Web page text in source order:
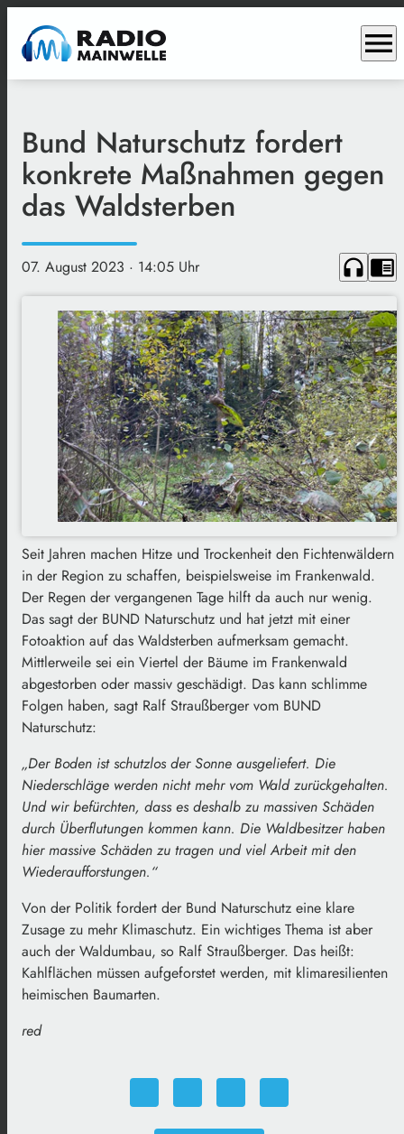
menu
Bund Naturschutz fordert
konkrete Maßnahmen gegen
das Waldsterben
07. August 2023 · 14:05 Uhr headphones chrome_reader_mode
Seit Jahren machen Hitze und Trockenheit den Fichtenwäldern
in der Region zu schaffen, beispielsweise im Frankenwald.
Der Regen der vergangenen Tage hilft da auch nur wenig.
Das sagt der BUND Naturschutz und hat jetzt mit einer
Fotoaktion auf das Waldsterben aufmerksam gemacht.
Mittlerweile sei ein Viertel der Bäume im Frankenwald
abgestorben oder massiv geschädigt. Das kann schlimme
Folgen haben, sagt Ralf Straußberger vom BUND
Naturschutz:
„Der Boden ist schutzlos der Sonne ausgeliefert. Die
Niederschläge werden nicht mehr vom Wald zurückgehalten.
Und wir befürchten, dass es deshalb zu massiven Schäden
durch Überflutungen kommen kann. Die Waldbesitzer haben
hier massive Schäden zu tragen und viel Arbeit mit den
Wiederaufforstungen.“
Von der Politik fordert der Bund Naturschutz eine klare
Zusage zu mehr Klimaschutz. Ein wichtiges Thema ist aber
auch der Waldumbau, so Ralf Straußberger. Das heißt:
Kahlflächen müssen aufgeforstet werden, mit klimaresilienten
heimischen Baumarten.
red